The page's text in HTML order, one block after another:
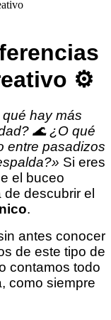
⚙️
hay más
🌊 ¿O qué
entre pasadizos
Si eres
el buceo
descubrir el
.
antes conocer
de este tipo de
contamos todo
como siempre